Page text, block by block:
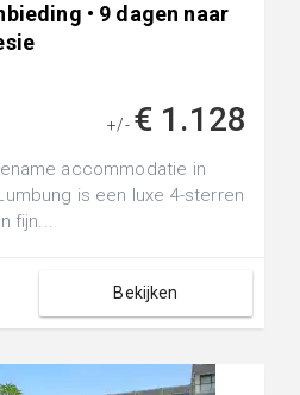
• 9 dagen naar
+/- € 1.128
accommodatie in
is een luxe 4-sterren
fijn...
Bekijken